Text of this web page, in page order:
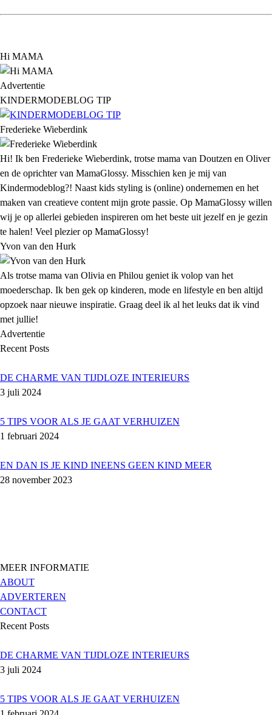
Hi MAMA
Advertentie
KINDERMODEBLOG TIP
Frederieke Wieberdink
Hi! Ik ben Frederieke Wieberdink, trotse mama van Doutzen en Oliver
en de oprichter van MamaGlossy. Misschien ken je mij van
Kindermodeblog?! Naast kids styling is (online) ondernemen en het
maken van creatieve content mijn grote passie. Op MamaGlossy willen
wij je op allerlei gebieden inspireren om het beste uit jezelf en je gezin
te halen! Veel plezier op MamaGlossy!
Yvon van den Hurk
Als trotse mama van Olivia en Philou geniet ik volop van het
moederschap. Ik ben gek op kinderen, mode en lifestyle en ben altijd
opzoek naar nieuwe inspiratie. Graag deel ik al het leuks dat ik vind
met jullie!
Advertentie
Recent Posts
DE CHARME VAN TIJDLOZE INTERIEURS
3 juli 2024
5 TIPS VOOR ALS JE GAAT VERHUIZEN
1 februari 2024
EN DAN IS JE KIND INEENS GEEN KIND MEER
28 november 2023
MEER INFORMATIE
ABOUT
ADVERTEREN
CONTACT
Recent Posts
DE CHARME VAN TIJDLOZE INTERIEURS
3 juli 2024
5 TIPS VOOR ALS JE GAAT VERHUIZEN